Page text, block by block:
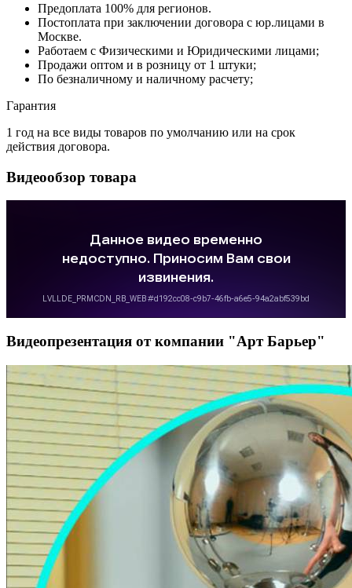
Предоплата 100% для регионов.
Постоплата при заключении договора с юр.лицами в
Москве.
Работаем с Физическими и Юридическими лицами;
Продажи оптом и в розницу от 1 штуки;
По безналичному и наличному расчету;
Гарантия
1 год на все виды товаров по умолчанию или на срок
действия договора.
Видеообзор товара
Видеопрезентация от компании "Арт Барьер"